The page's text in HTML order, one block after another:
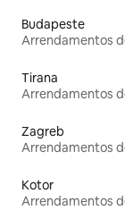
Budapeste
Arrendamentos
Tirana
Arrendamentos
Zagreb
Arrendamentos
Kotor
Arrendamentos